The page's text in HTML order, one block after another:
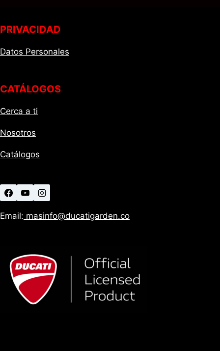
PRIVACIDAD
Datos Personales
CATÁLOGOS
Cerca a ti
Nosotros
Catálogos
Email: masinfo@ducatigarden.co